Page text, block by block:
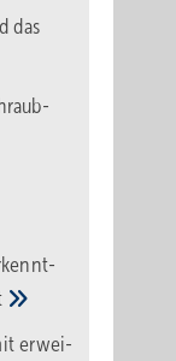
das
erwei­